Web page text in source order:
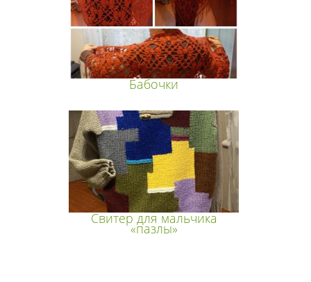
Бабочки
Свитер для мальчика
«пазлы»